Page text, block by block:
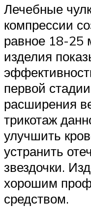
Лечебные
компрессии
равное 18-25
изделия
первой
расширения
трикотаж
улучшить
устранить
звездочки.
хорошим
средством.